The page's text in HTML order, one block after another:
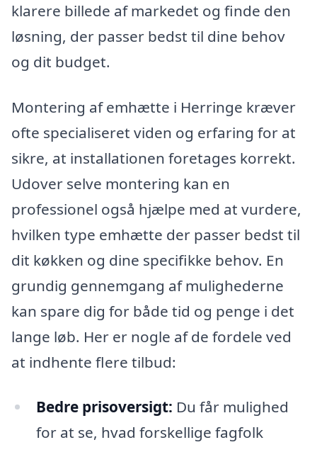
klarere billede af markedet og finde den
løsning, der passer bedst til dine behov
og dit budget.
Montering af emhætte i Herringe kræver
ofte specialiseret viden og erfaring for at
sikre, at installationen foretages korrekt.
Udover selve montering kan en
professionel også hjælpe med at vurdere,
hvilken type emhætte der passer bedst til
dit køkken og dine specifikke behov. En
grundig gennemgang af mulighederne
kan spare dig for både tid og penge i det
lange løb. Her er nogle af de fordele ved
at indhente flere tilbud:
Bedre prisoversigt: Du får mulighed
for at se, hvad forskellige fagfolk